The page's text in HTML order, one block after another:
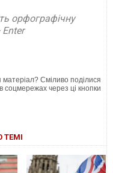
орфографічну
Сміливо поділися
соцмережах через ці кнопки
ТЕМІ